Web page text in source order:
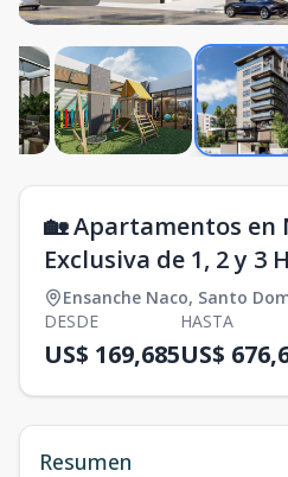
🏡 Apartamentos en
Exclusiva de 1, 2 y 3
Ensanche Naco, Santo
DESDE
US$ 169,685
HASTA
US$
Resumen